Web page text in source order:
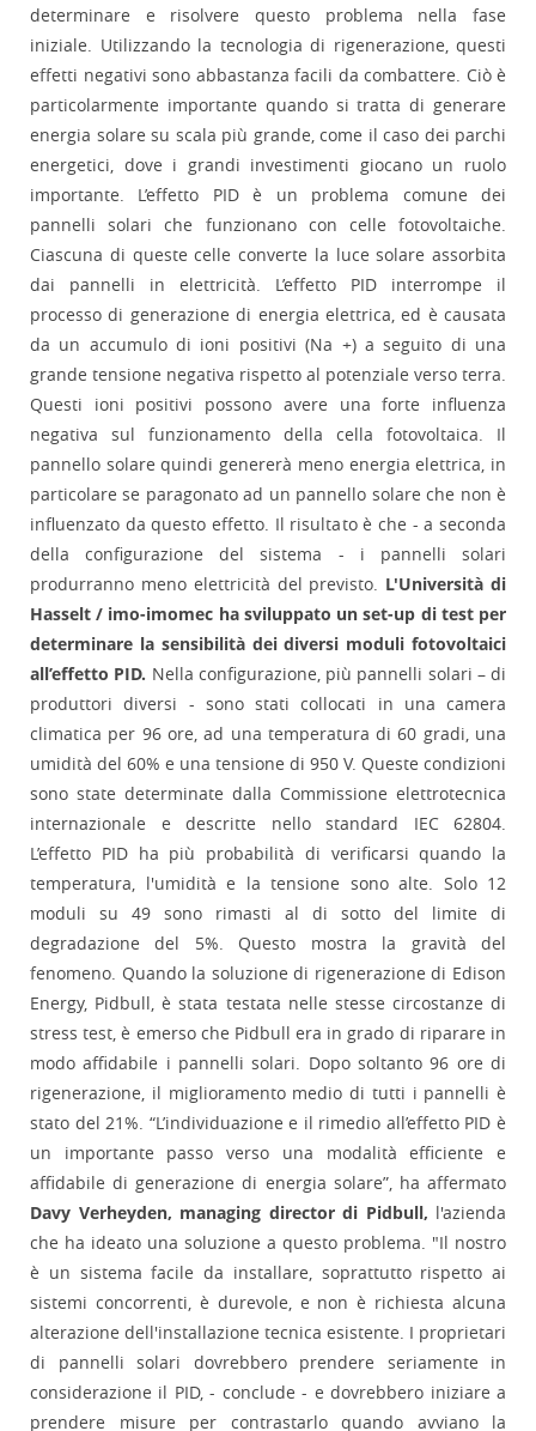
determinare e risolvere questo problema nella fase
iniziale. Utilizzando la tecnologia di rigenerazione, questi
effetti negativi sono abbastanza facili da combattere. Ciò è
particolarmente importante quando si tratta di generare
energia solare su scala più grande, come il caso dei parchi
energetici, dove i grandi investimenti giocano un ruolo
importante. L’effetto PID è un problema comune dei
pannelli solari che funzionano con celle fotovoltaiche.
Ciascuna di queste celle converte la luce solare assorbita
dai pannelli in elettricità. L’effetto PID interrompe il
processo di generazione di energia elettrica, ed è causata
da un accumulo di ioni positivi (Na +) a seguito di una
grande tensione negativa rispetto al potenziale verso terra.
Questi ioni positivi possono avere una forte influenza
negativa sul funzionamento della cella fotovoltaica. Il
pannello solare quindi genererà meno energia elettrica, in
particolare se paragonato ad un pannello solare che non è
influenzato da questo effetto. Il risultato è che - a seconda
della configurazione del sistema - i pannelli solari
produrranno meno elettricità del previsto. L'Università di
Hasselt / imo-imomec ha sviluppato un set-up di test per
determinare la sensibilità dei diversi moduli fotovoltaici
all’effetto PID. Nella configurazione, più pannelli solari – di
produttori diversi - sono stati collocati in una camera
climatica per 96 ore, ad una temperatura di 60 gradi, una
umidità del 60% e una tensione di 950 V. Queste condizioni
sono state determinate dalla Commissione elettrotecnica
internazionale e descritte nello standard IEC 62804.
L’effetto PID ha più probabilità di verificarsi quando la
temperatura, l'umidità e la tensione sono alte. Solo 12
moduli su 49 sono rimasti al di sotto del limite di
degradazione del 5%. Questo mostra la gravità del
fenomeno. Quando la soluzione di rigenerazione di Edison
Energy, Pidbull, è stata testata nelle stesse circostanze di
stress test, è emerso che Pidbull era in grado di riparare in
modo affidabile i pannelli solari. Dopo soltanto 96 ore di
rigenerazione, il miglioramento medio di tutti i pannelli è
stato del 21%. “L’individuazione e il rimedio all’effetto PID è
un importante passo verso una modalità efficiente e
affidabile di generazione di energia solare”, ha affermato
Davy Verheyden, managing director di Pidbull, l'azienda
che ha ideato una soluzione a questo problema. "Il nostro
è un sistema facile da installare, soprattutto rispetto ai
sistemi concorrenti, è durevole, e non è richiesta alcuna
alterazione dell'installazione tecnica esistente. I proprietari
di pannelli solari dovrebbero prendere seriamente in
considerazione il PID, - conclude - e dovrebbero iniziare a
prendere misure per contrastarlo quando avviano la